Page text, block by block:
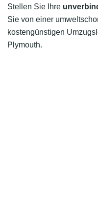
Stellen Sie Ihre
Sie von einer
kostengünstigen
Plymouth.